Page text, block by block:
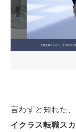
言わずと知れた、
イクラス転職ス